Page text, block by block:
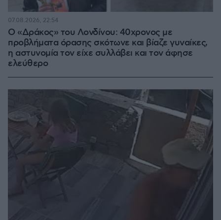
Ο «Δράκος» του Λονδίνου: 40χρονος με
προβλήματα όρασης σκότωνε και βίαζε γυναίκες,
η αστυνομία τον είχε συλλάβει και τον άφησε
ελεύθερο
07.08.2026, 22:54